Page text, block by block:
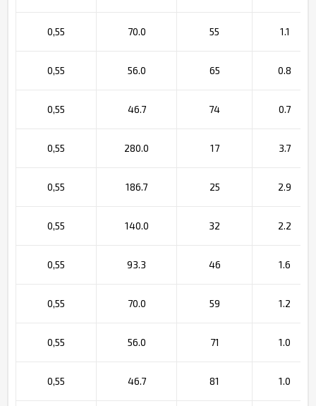
0,55 70.0 55 1.1
0,55 56.0 65 0.8
0,55 46.7 74 0.7
0,55 280.0 17 3.7
0,55 186.7 25 2.9
0,55 140.0 32 2.2
0,55 93.3 46 1.6
0,55 70.0 59 1.2
0,55 56.0 71 1.0
0,55 46.7 81 1.0